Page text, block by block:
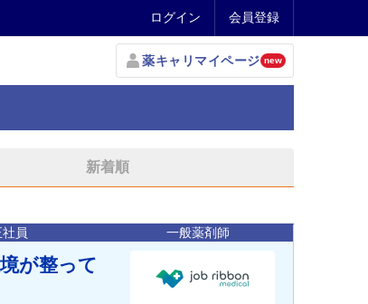
ログイン 会員登録
薬キャリマイページ new
新着順
員 一般薬剤師
が整って